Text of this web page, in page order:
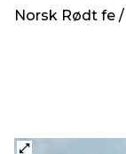
Norsk Rødt fe